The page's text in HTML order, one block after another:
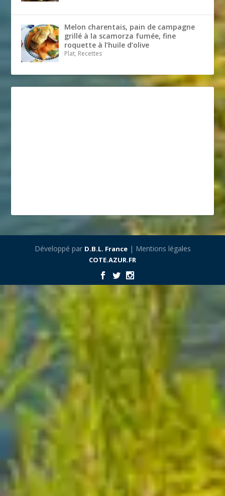
Melon charentais, pain de campagne
grillé à la scamorza fumée, fine
roquette à l’huile d’olive
Plat, Recettes
Développé par D.B.L. France| Mentions légales
COTE.AZUR.FR